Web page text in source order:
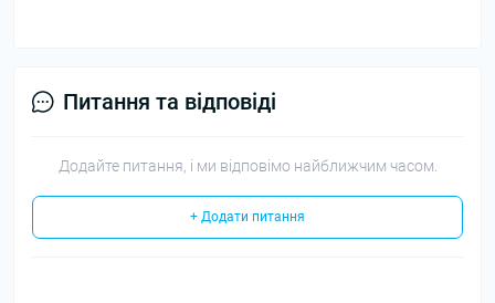
Питання та відповіді
Додайте питання, і ми відповімо найближчим часом.
+ Додати питання